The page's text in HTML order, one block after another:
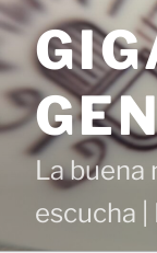
Saltar
contenido
La buena
escucha